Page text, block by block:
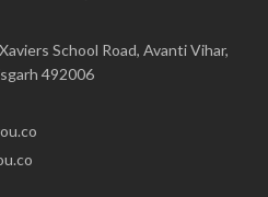
School Road, Avanti Vihar,
492006